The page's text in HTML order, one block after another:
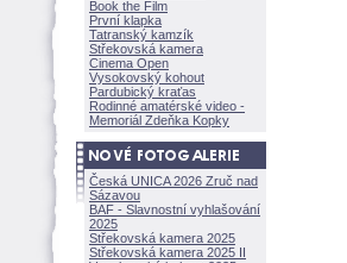
Book the Film
První klapka
Tatranský kamzík
Střekovská kamera
Cinema Open
Vysokovský kohout
Pardubický kraťas
Rodinné amatérské video -
Memoriál Zdeňka Kopky
Česká UNICA 2026 Zruč nad
Sázavou
BAF - Slavnostní vyhlašování
2025
Střekovská kamera 2025
Střekovská kamera 2025 II